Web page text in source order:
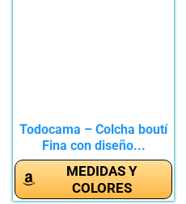
Todocama – Colcha boutí
Fina con diseño...
MEDIDAS Y
COLORES